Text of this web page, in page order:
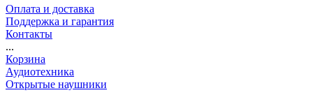
Оплата и доставка
Поддержка и гарантия
Контакты
...
Корзина
Аудиотехника
Открытые наушники